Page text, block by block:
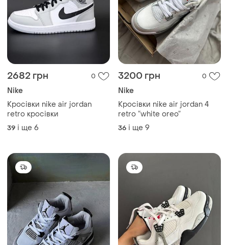
2682 грн 0
Nike
Кросівки nike air jordan
retro кросівки
39 і ще 6
3200 грн 0
Nike
Кросівки nike air jordan 4
retro “white oreo”
36 і ще 9